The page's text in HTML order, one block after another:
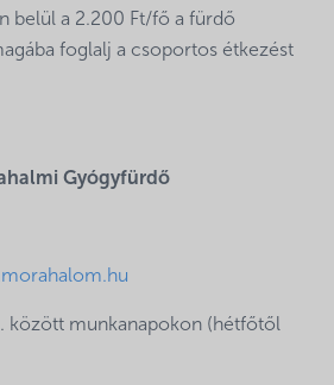
belül a 2.200 Ft/fő a fürdő
foglalj a csoportos étkezést
Gyógyfürdő
között munkanapokon (hétfőtől